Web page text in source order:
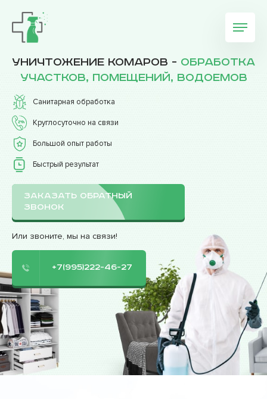
Уничтожение комаров - обработка
участков, помещений, водоемов
Санитарная обработка
Круглосуточно на связи
Большой опыт работы
Быстрый результат
ЗАКАЗАТЬ ОБРАТНЫЙ
ЗВОНОК
Или звоните, мы на связи!
+7(995)222-46-27